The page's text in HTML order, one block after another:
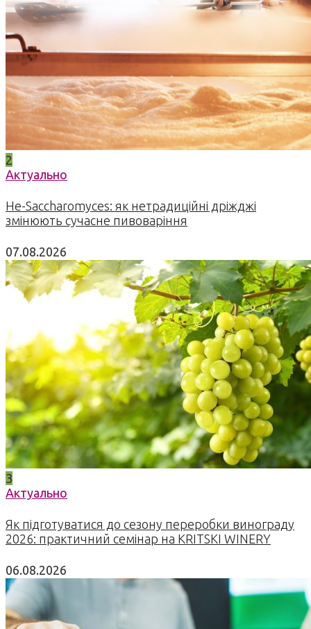
2
Актуально
Не-Saccharomyces: як нетрадиційні дріжджі
змінюють сучасне пивоваріння
07.08.2026
3
Актуально
Як підготуватися до сезону переробки винограду
2026: практичний семінар на KRITSKI WINERY
06.08.2026